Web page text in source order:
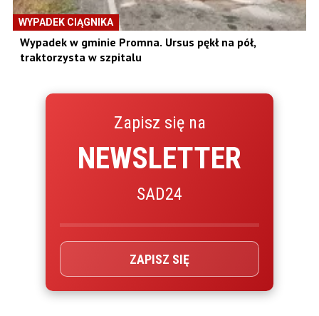
WYPADEK CIĄGNIKA
Wypadek w gminie Promna. Ursus pękł na pół,
traktorzysta w szpitalu
Zapisz się na
NEWSLETTER
SAD24
ZAPISZ SIĘ